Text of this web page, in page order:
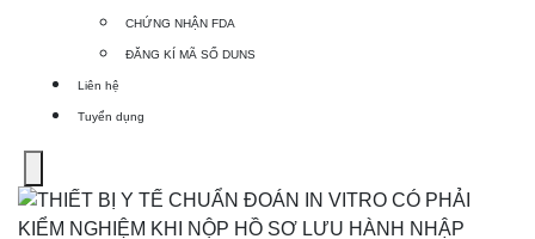
CHỨNG NHẬN FDA
ĐĂNG KÍ MÃ SỐ DUNS
Liên hệ
Tuyển dụng